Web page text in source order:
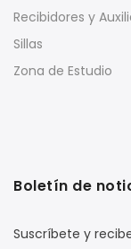
Recibidores y
Sillas
Zona de Estudio
Boletín de
Suscríbete y